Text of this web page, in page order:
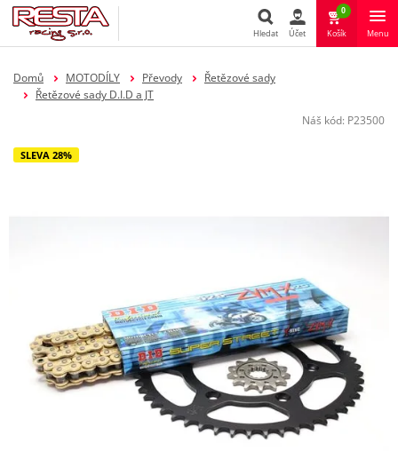
Hledat Účet
0
Košík Menu
Domů MOTODÍLY Převody
Řetězové sady
Řetězové sady D.I.D a JT
Náš kód: P23500
SLEVA 28%